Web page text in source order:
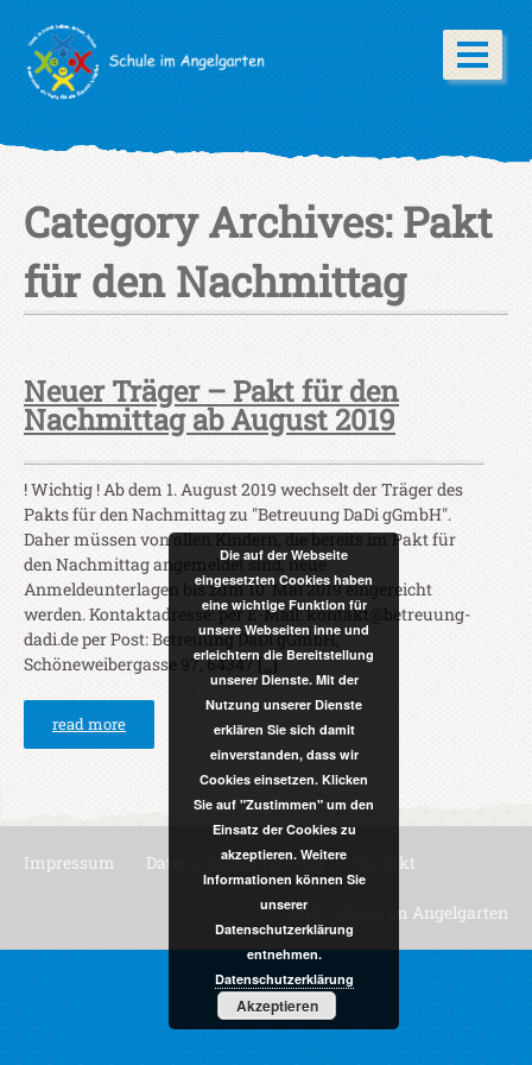
Category Archives:Pakt
für den Nachmittag
Neuer Träger – Pakt für den
Nachmittag ab August 2019
! Wichtig ! Ab dem 1. August 2019 wechselt der Träger des
Pakts für den Nachmittag zu "Betreuung DaDi gGmbH".
Daher müssen von allen Kindern, die bereits im Pakt für
den Nachmittag angemeldet sind, neue
Anmeldeunterlagen bis zum 10. Mai 2019 eingereicht
werden. Kontaktadresse: per E-Mail: kontakt@betreuung-
dadi.de per Post: Betreuung DaDi gGmbH,
Schöneweibergasse 97, 64347[...]
read more
Impressum Datenschutzerklärung Kontakt
© 2016 | Schule im Angelgarten
Die auf der Webseite
eingesetzten Cookies haben
eine wichtige Funktion für
unsere Webseiten inne und
erleichtern die Bereitstellung
unserer Dienste. Mit der
Nutzung unserer Dienste
erklären Sie sich damit
einverstanden, dass wir
Cookies einsetzen. Klicken
Sie auf "Zustimmen" um den
Einsatz der Cookies zu
akzeptieren. Weitere
Informationen können Sie
unserer
Datenschutzerklärung
entnehmen.
Datenschutzerklärung
Akzeptieren